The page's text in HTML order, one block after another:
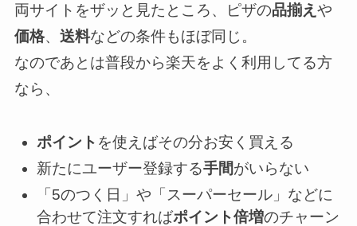
両サイトをザッと見たところ、ピザの品揃え や
価格、 送料などの条件もほぼ同じ。
なのであとは普段から楽天をよく利用してる方
なら、
ポイント を使えばその分お安く買える
新たにユーザー登録する手間がいらない
「5のつく日」や「スーパーセール」などに
合わせて注文すればポイント倍増のチャーン